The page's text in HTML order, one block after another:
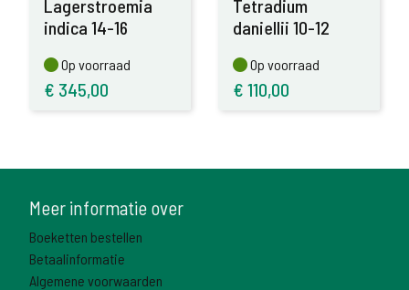
Lagerstroemia
indica 14-16
Op voorraad
Op voorraad
€ 345,00
Tetradium
daniellii 10-12
Op voorraad
Op voorraad
€ 110,00
Meer informatie over
Boeketten bestellen
Betaalinformatie
Algemene voorwaarden